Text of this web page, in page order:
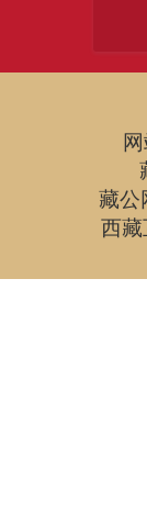
藏公
西藏互